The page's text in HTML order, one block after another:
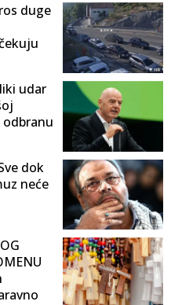
duge
udar
odbranu
dok
neće